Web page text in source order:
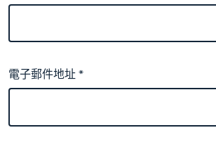
電子郵件地址*